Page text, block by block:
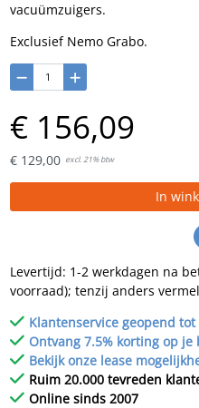
vacuümzuigers.
Exclusief Nemo Grabo.
€ 156,09
€ 129,00 excl. 21% btw
In
Levertijd: 1-2 werkdagen na
voorraad); tenzij anders
Klantenservice geopend tot
Ontvang 7.5% korting op je
Bekijk onze lease
Ruim 20.000 tevreden
Online sinds 2007